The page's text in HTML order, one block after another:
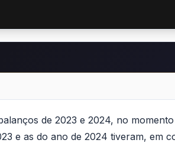
de 2023 e 2024, no
e as do ano de 2024 tiveram, em